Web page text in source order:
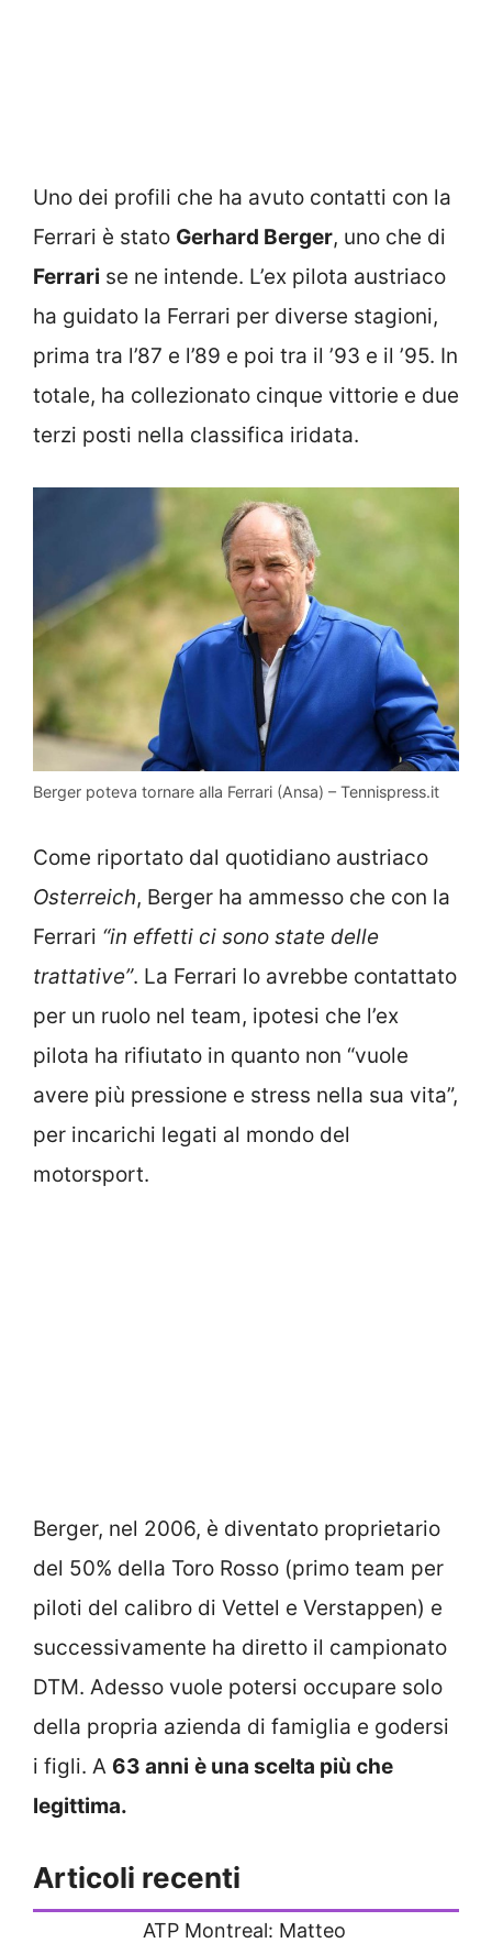
Uno dei profili che ha avuto contatti con la
Ferrari è stato Gerhard Berger, uno che di
Ferrari se ne intende. L’ex pilota austriaco
ha guidato la Ferrari per diverse stagioni,
prima tra l’87 e l’89 e poi tra il ’93 e il ’95. In
totale, ha collezionato cinque vittorie e due
terzi posti nella classifica iridata.
Berger poteva tornare alla Ferrari (Ansa) – Tennispress.it
Come riportato dal quotidiano austriaco
Osterreich, Berger ha ammesso che con la
Ferrari “in effetti ci sono state delle
trattative”. La Ferrari lo avrebbe contattato
per un ruolo nel team, ipotesi che l’ex
pilota ha rifiutato in quanto non “vuole
avere più pressione e stress nella sua vita”,
per incarichi legati al mondo del
motorsport.
Berger, nel 2006, è diventato proprietario
del 50% della Toro Rosso (primo team per
piloti del calibro di Vettel e Verstappen) e
successivamente ha diretto il campionato
DTM. Adesso vuole potersi occupare solo
della propria azienda di famiglia e godersi
i figli. A 63 anni è una scelta più che
legittima.
Articoli recenti
ATP Montreal: Matteo